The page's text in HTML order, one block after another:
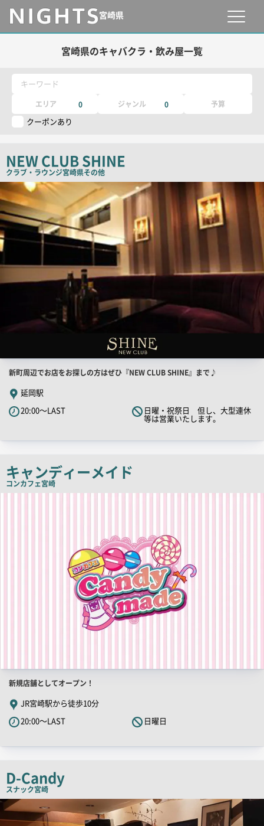
宮崎県
宮崎県のキャバクラ・飲み屋一覧
キーワード
エリア 0 ジャンル 0 予算
クーポンあり
NEW CLUB SHINE
クラブ・ラウンジ宮崎県その他
店
舗
PR
画
像
店
舗
PR
キ
ッ
コ
ピ
新町周辺でお店をお探しの方はぜひ『NEW CLUB SHINE』まで♪
延岡駅
20:00～LAST
日曜・祝祭日 但し、大型連休
等は営業いたします。
キャンディーメイド
コンカフェ宮崎
店
店
舗
PR
キ
コ
ピ
ー
新規店舗としてオープン！
JR宮崎駅から徒歩10分
20:00～LAST
日曜日
D-Candy
スナック宮崎
店
舗
PR